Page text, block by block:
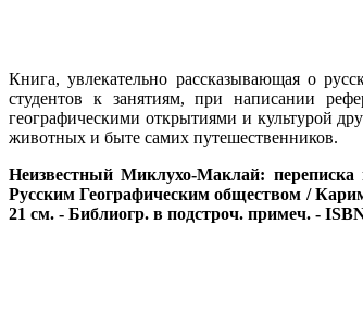
Книга, увлекательно рассказывающая о
студентов к занятиям, при написании
географическими открытиями и культурой
животных и быте самих путешественников.
Неизвестный Миклухо-Маклай:
Русским Географическим обществом /
21 см. - Библиогр. в подстроч. примеч. -